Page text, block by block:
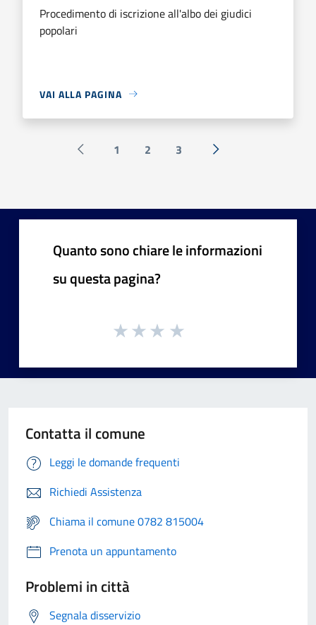
Procedimento di iscrizione all'albo dei giudici
popolari
VAI ALLA PAGINA
Pagina precedente
1 2 3 Successiva »
Quanto sono chiare le informazioni
su questa pagina?
Contatta il comune
Leggi le domande frequenti
Richiedi Assistenza
Chiama il comune 0782 815004
Prenota un appuntamento
Problemi in città
Segnala disservizio